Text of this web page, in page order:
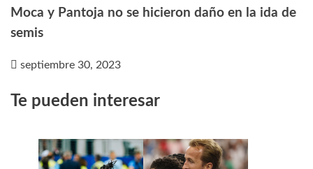
Moca y Pantoja no se hicieron daño en la ida de
semis
septiembre 30, 2023
Te pueden interesar